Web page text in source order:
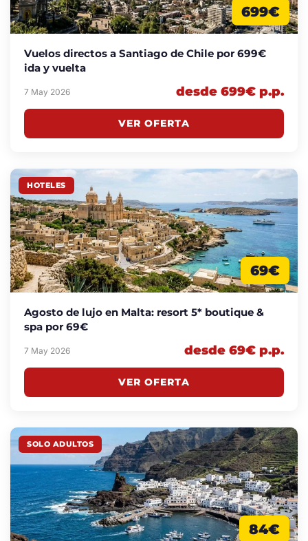
699€
Vuelos directos a Santiago de Chile por 699€
ida y vuelta
7 May 2026 desde 699€ p.p.
VER OFERTA
HOTELES
69€
Agosto de lujo en Malta: resort 5* boutique &
spa por 69€
7 May 2026 desde 69€ p.p.
VER OFERTA
SOLO ADULTOS
84€